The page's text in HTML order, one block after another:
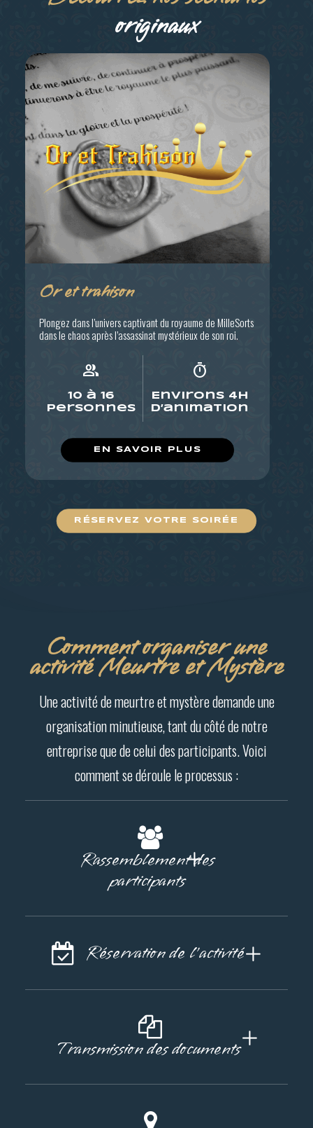
originaux
Or et trahison
Plongez dans l’univers captivant du royaume de MilleSorts
dans le chaos après l’assassinat mystérieux de son roi.
group
10 à 16
personnes
timer
Environs 4h
d’animation
EN SAVOIR PLUS
RÉSERVEZ VOTRE SOIRÉE
Comment organiser une
activité Meurtre et Mystère
Une activité de meurtre et mystère demande une
organisation minutieuse, tant du côté de notre
entreprise que de celui des participants. Voici
comment se déroule le processus :
Rassemblement des
participants
Réservation de l'activité
Transmission des documents